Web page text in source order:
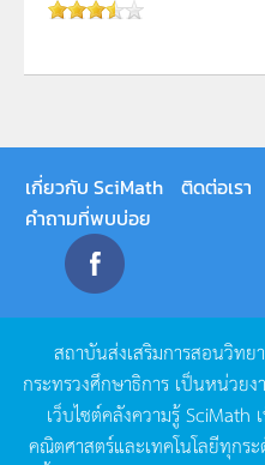
เกี่ยวกับ SciMath ติดต่อเรา
คำถามที่พบบ่อย
สถาบันส่งเสริมการสอนวิทย
กระทรวงศึกษาธิการ เป็นหน่วยง
เว็บไซต์คลังความรู้SciMath
คณิตศาสตร์และเทคโนโลยีทุกร